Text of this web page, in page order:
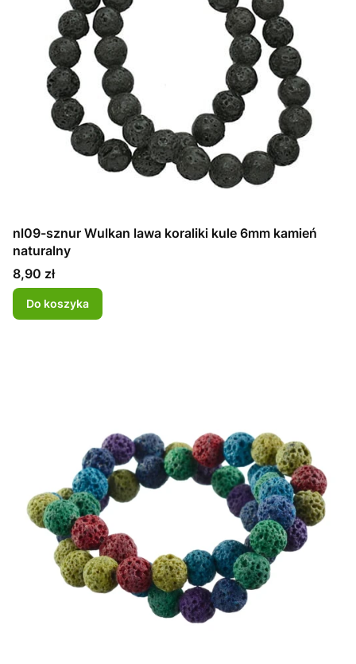
nl09-sznur Wulkan lawa koraliki kule 6mm kamień
naturalny
Cena
8,90 zł
Do koszyka